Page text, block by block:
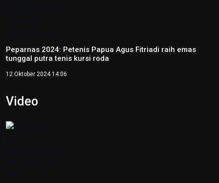
Peparnas 2024: Petenis Papua Agus Fitriadi raih emas
tunggal putra tenis kursi roda
12 Oktober 2024 14:06
Video